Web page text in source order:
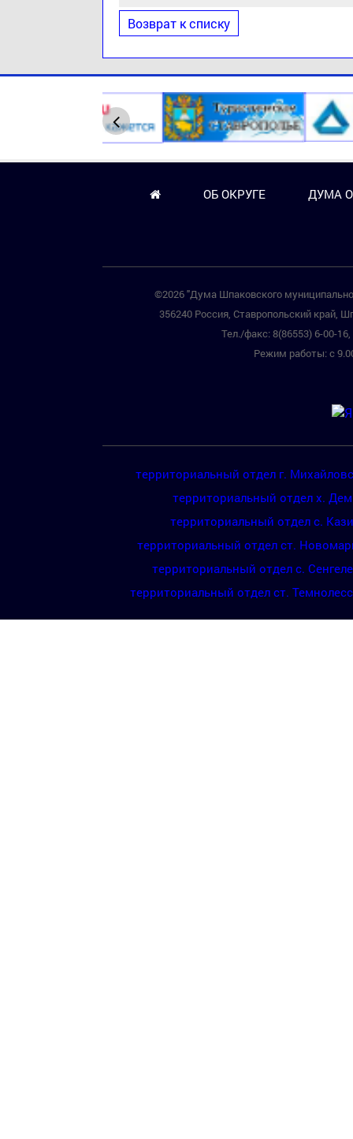
Возврат к списку
ОБ ОКРУГЕ ДУМА
©2026 "Дума Шпаковского
356240 Россия, Ставропольский край,
Тел./факс: 8(86553) 6-00-
Режим работы: с
территориальный отдел г.
территориальный отдел х.
территориальный отдел с.
территориальный отдел ст.
территориальный отдел с.
территориальный отдел ст.